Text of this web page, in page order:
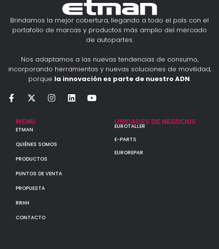
Brindamos la mejor cobertura, llegando a todo el país con el
portafolio de marcas y productos más amplio del mercado
de autopartes.
Nos adaptamos a las nuevas tendencias de consumo,
incorporando herramientas y nuevas soluciones de movilidad,
porque la innovación es parte de nuestro ADN.
MENÚ
ETMAN
QUIÉNES SOMOS
PRODUCTOS
PUNTOS DE VENTA
PROPUESTA
RRHH
CONTACTO
UNIDADES DE NEGOCIOS
EUROTALLER
E-PARTS
EUROREPAR